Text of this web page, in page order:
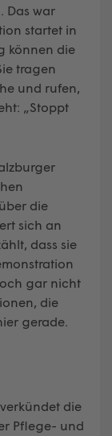
Das war
startet in
können die
tragen
und rufen,
„Stoppt
die
sich an
dass sie
gar nicht
die
gerade.
die
Pflege- und